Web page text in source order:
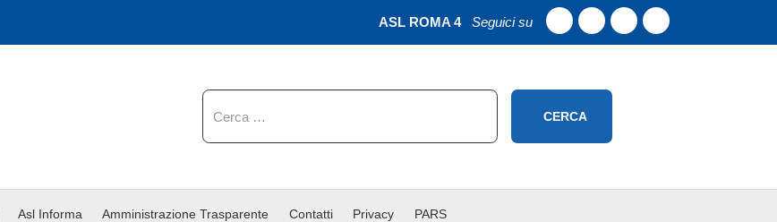
ASL ROMA 4 Seguici su
Cerca
CERCA
Asl Informa Amministrazione Trasparente Contatti Privacy PARS